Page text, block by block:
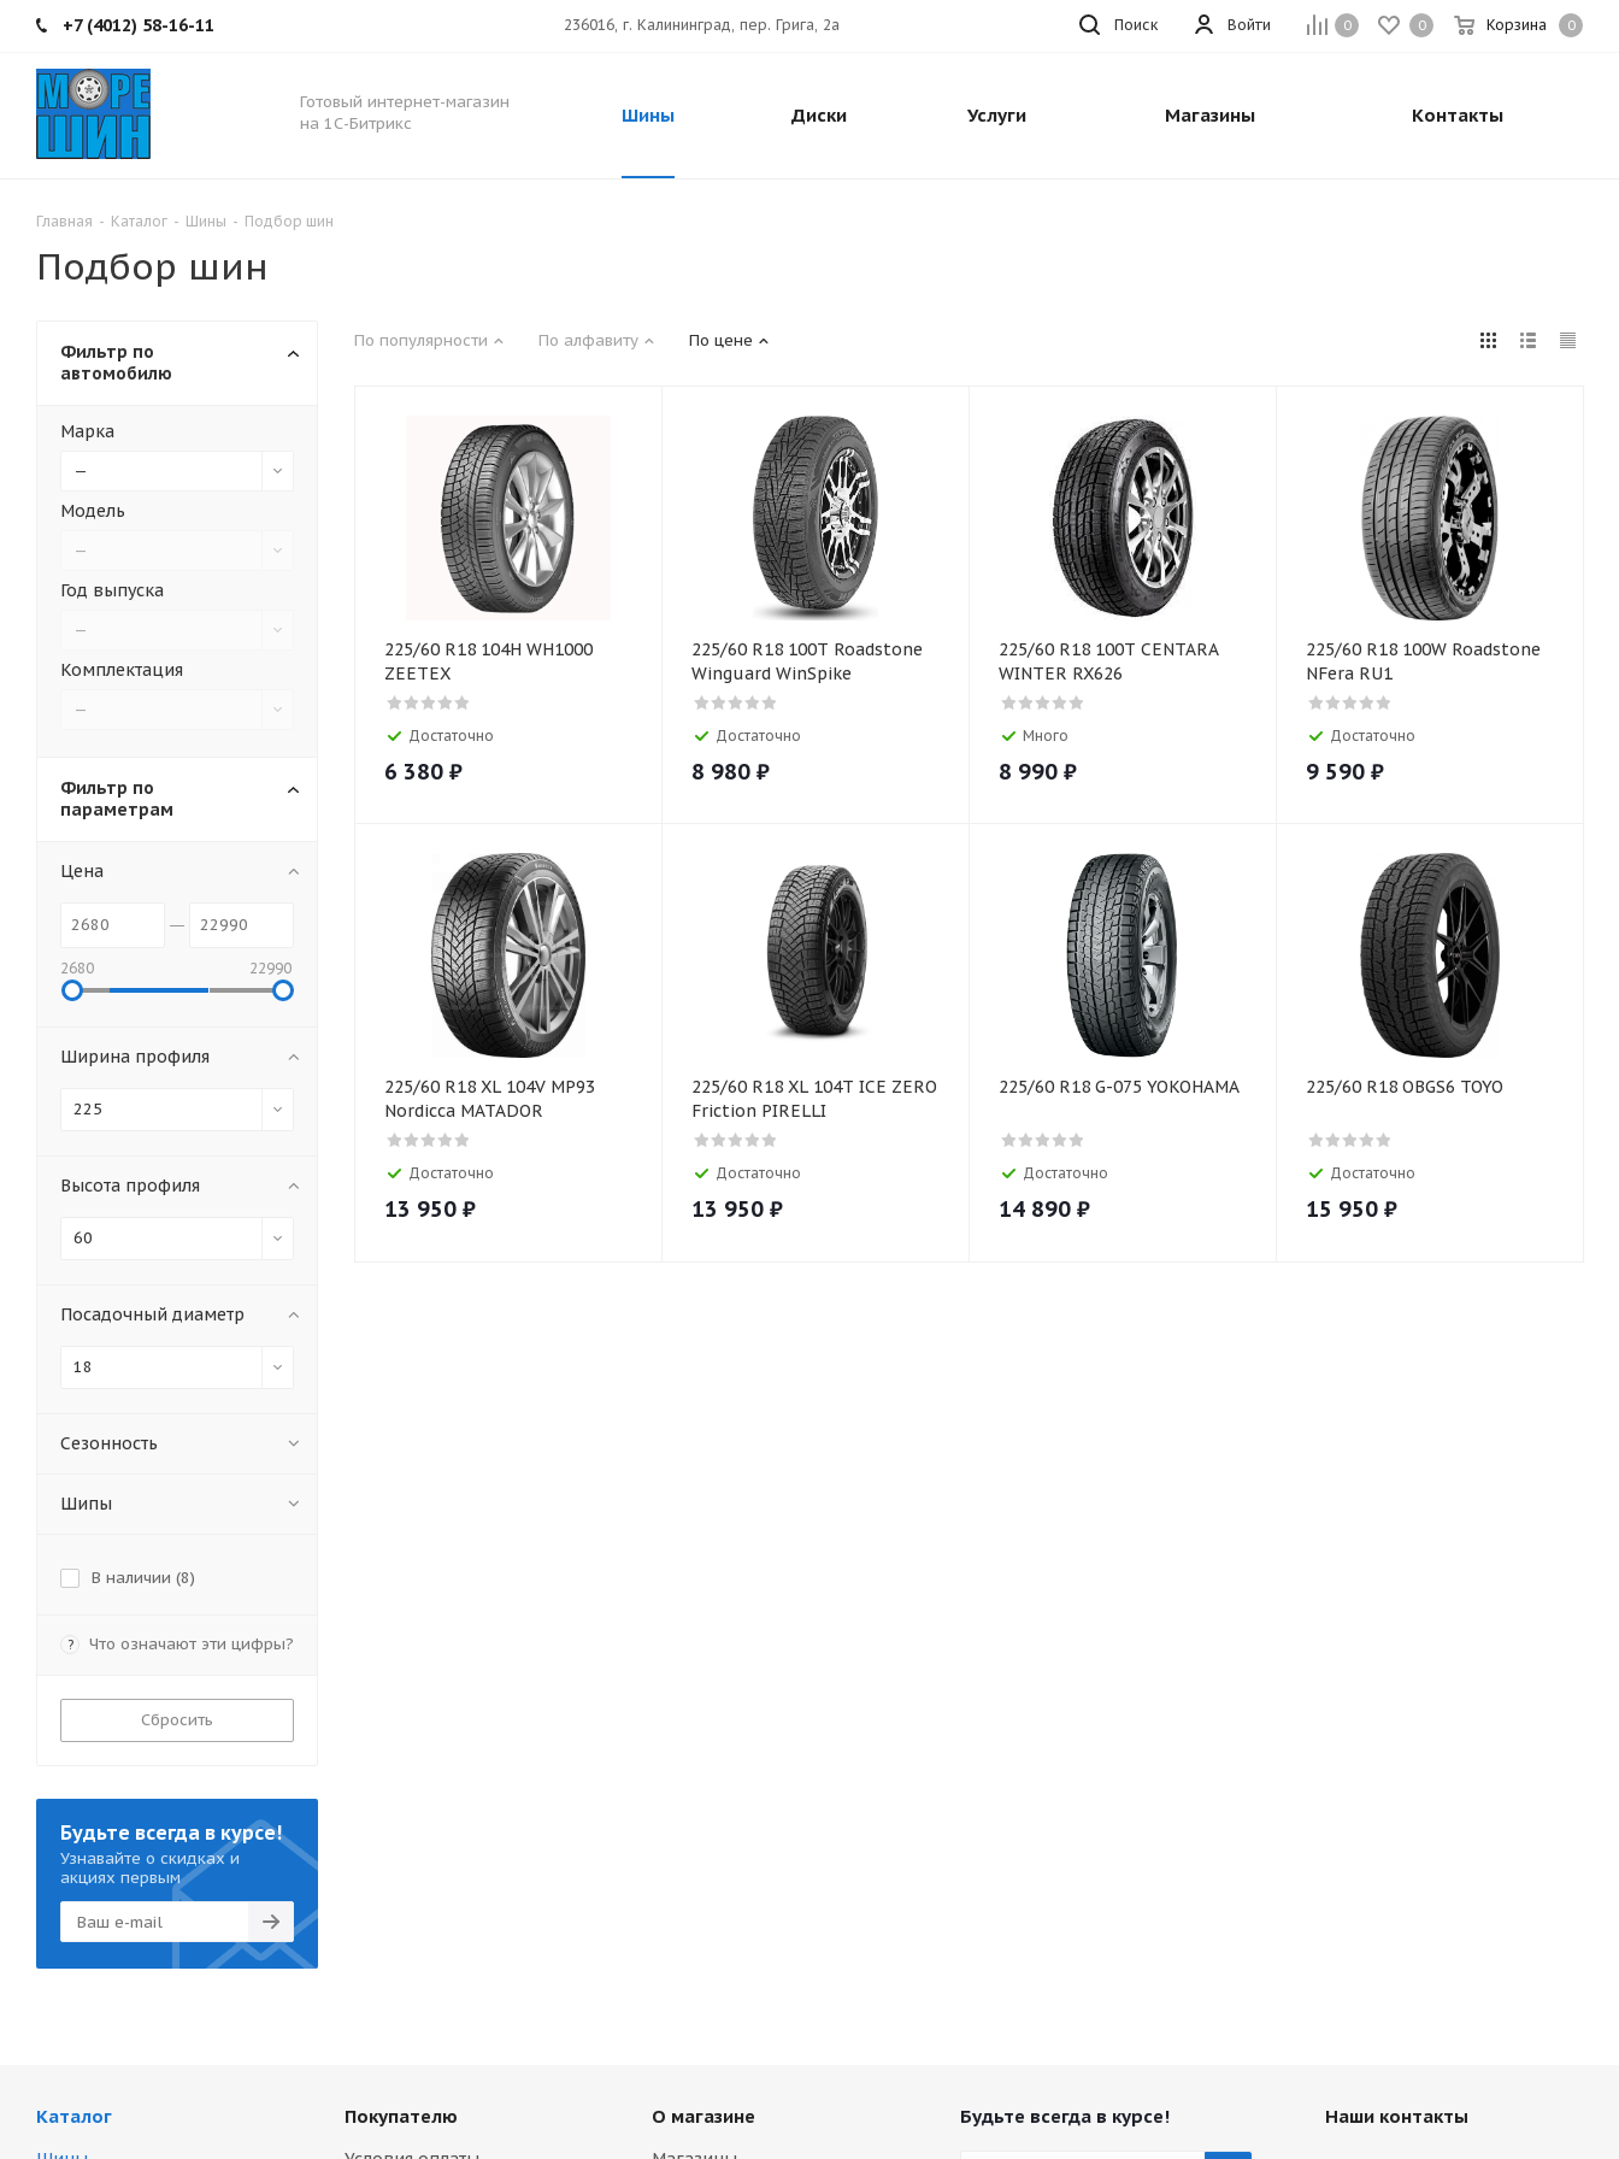
+7 (4012) 58-16-11 0 0 Корзина 0
Войти
236016, г. Калининград, пер. Грига, 2а Поиск
Готовый интернет-магазин
на 1С-Битрикс
Шины Диски Услуги Магазины Контакты
Главная - Каталог - Шины - Подбор шин
Подбор шин
По популярности По алфавиту По цене
225/60 R18 104H WH1000
ZEETEX
Достаточно
6 380 ₽
225/60 R18 100T Roadstone
Winguard WinSpike
Достаточно
8 980 ₽
225/60 R18 100T CENTARA
WINTER RX626
Много
8 990 ₽
225/60 R18 100W Roadstone
NFera RU1
Достаточно
9 590 ₽
225/60 R18 XL 104V MP93
Nordicca MATADOR
Достаточно
13 950 ₽
225/60 R18 XL 104T ICE ZERO
Friction PIRELLI
Достаточно
13 950 ₽
225/60 R18 G-075 YOKOHAMA
Достаточно
14 890 ₽
225/60 R18 OBGS6 TOYO
Достаточно
15 950 ₽
Фильтр по
автомобилю
Марка
—
Модель
—
Год выпуска
—
Комплектация
—
Фильтр по
параметрам
Цена
2680 22990
Ширина профиля
225
Высота профиля
60
Посадочный диаметр
18
Сезонность
Шипы
В наличии (8)
? Что означают эти цифры?
Сбросить
Будьте всегда в курсе!
Узнавайте о скидках и
акциях первым
Каталог Покупателю О магазине Будьте всегда в курсе! Наши контакты